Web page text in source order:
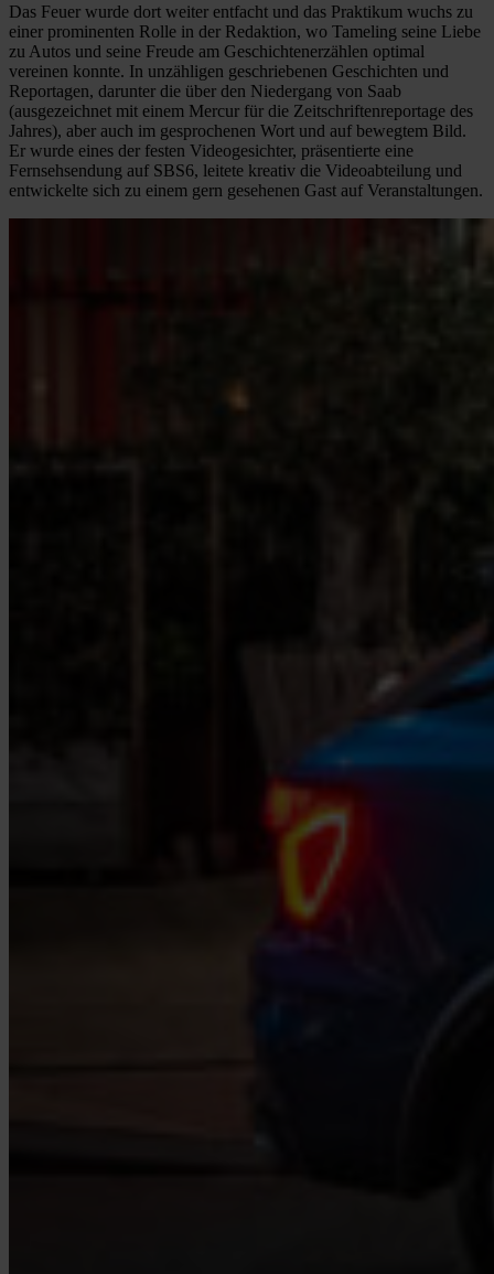
Das Feuer wurde dort weiter entfacht und das Praktikum wuchs zu
einer prominenten Rolle in der Redaktion, wo Tameling seine Liebe
zu Autos und seine Freude am Geschichtenerzählen optimal
vereinen konnte. In unzähligen geschriebenen Geschichten und
Reportagen, darunter die über den Niedergang von Saab
(ausgezeichnet mit einem Mercur für die Zeitschriftenreportage des
Jahres), aber auch im gesprochenen Wort und auf bewegtem Bild.
Er wurde eines der festen Videogesichter, präsentierte eine
Fernsehsendung auf SBS6, leitete kreativ die Videoabteilung und
entwickelte sich zu einem gern gesehenen Gast auf Veranstaltungen.